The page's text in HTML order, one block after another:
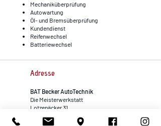
Mechaniküberprüfung
Autowartung
Öl- und Bremsüberprüfung
Kundendienst
Reifenwechsel
Batteriewechsel
Adresse
BAT Becker AutoTechnik
Die Meisterwerkstatt
Lotzenäcker 31
72379 Hechingen